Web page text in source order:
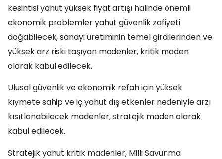
kesintisi yahut yüksek fiyat artışı halinde önemli
ekonomik problemler yahut güvenlik zafiyeti
doğabilecek, sanayi üretiminin temel girdilerinden ve
yüksek arz riski taşıyan madenler, kritik maden
olarak kabul edilecek.
Ulusal güvenlik ve ekonomik refah için yüksek
kıymete sahip ve iç yahut dış etkenler nedeniyle arzı
kısıtlanabilecek madenler, stratejik maden olarak
kabul edilecek.
Stratejik yahut kritik madenler, Milli Savunma